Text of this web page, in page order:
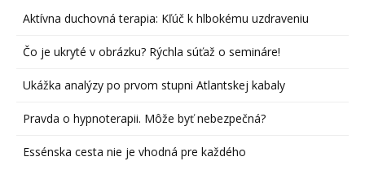
Aktívna duchovná terapia: Kľúč k hlbokému uzdraveniu
Čo je ukryté v obrázku? Rýchla súťaž o semináre!
Ukážka analýzy po prvom stupni Atlantskej kabaly
Pravda o hypnoterapii. Môže byť nebezpečná?
Essénska cesta nie je vhodná pre každého